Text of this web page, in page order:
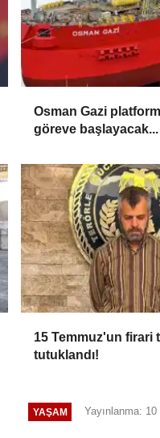
Osman Gazi
göreve başlayacak...
varile ulaştı
15 Temmuz'un firari
tutuklandı!
YAŞAM Yayınlanma: